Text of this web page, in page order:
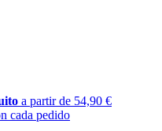
a partir de 54,90 €
cada pedido